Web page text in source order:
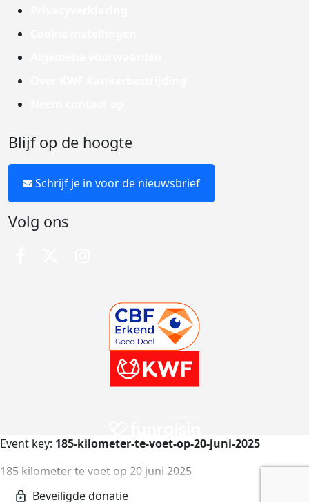
Blijf op de hoogte
Schrijf je in voor de nieuwsbrief
Volg ons
Event key: 185-kilometer-te-voet-op-20-juni-2025
185 kilometer te voet op 20 juni 2025
185-kilometer-te-voet-op-20-juni-2025